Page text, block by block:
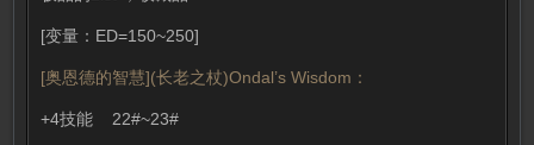
[变量：ED=150~250]
[奥恩德的智慧](长老之杖)Ondal’s Wisdom：
+4技能 22#~23#